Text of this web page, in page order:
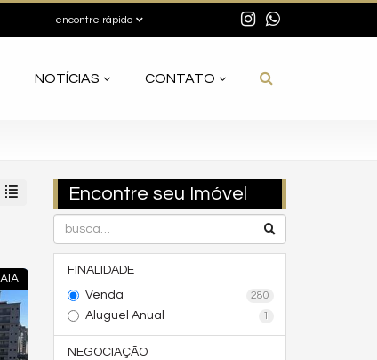
encontre rápido
NOTÍCIAS CONTATO
Encontre seu Imóvel
FINALIDADE
Venda
280
Aluguel Anual 1
NEGOCIAÇÃO